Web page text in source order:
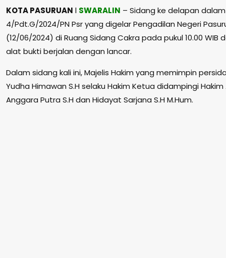
KOTA PASURUAN l SWARALIN – Sidang ke delapan
4/Pdt.G/2024/PN Psr yang digelar Pengadilan Negeri
(12/06/2024) di Ruang Sidang Cakra pada pukul 10.00
alat bukti berjalan dengan lancar.
Dalam sidang kali ini, Majelis Hakim yang memimpin
Yudha Himawan S.H selaku Hakim Ketua didampingi
Anggara Putra S.H dan Hidayat Sarjana S.H M.Hum.